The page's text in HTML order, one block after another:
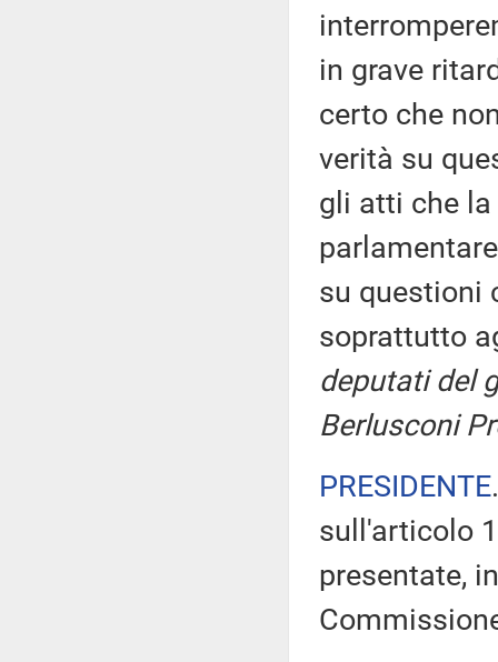
in grave
certo che
verità su
gli atti che
su questioni
soprattutto
deputati del
Berlusconi
PRESIDENTE
sull'articolo
presentate,